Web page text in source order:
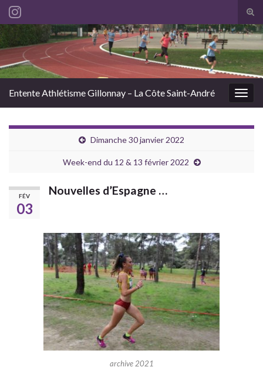
Search for:
Entente Athlétisme Gillonnay – La Côte Saint-André
Dimanche 30 janvier 2022
Week-end du 12 & 13 février 2022
FÉV
03
Nouvelles d’Espagne …
archive 2021